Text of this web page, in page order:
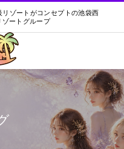
リゾートがコンセプトの池袋西
ゾートグループ